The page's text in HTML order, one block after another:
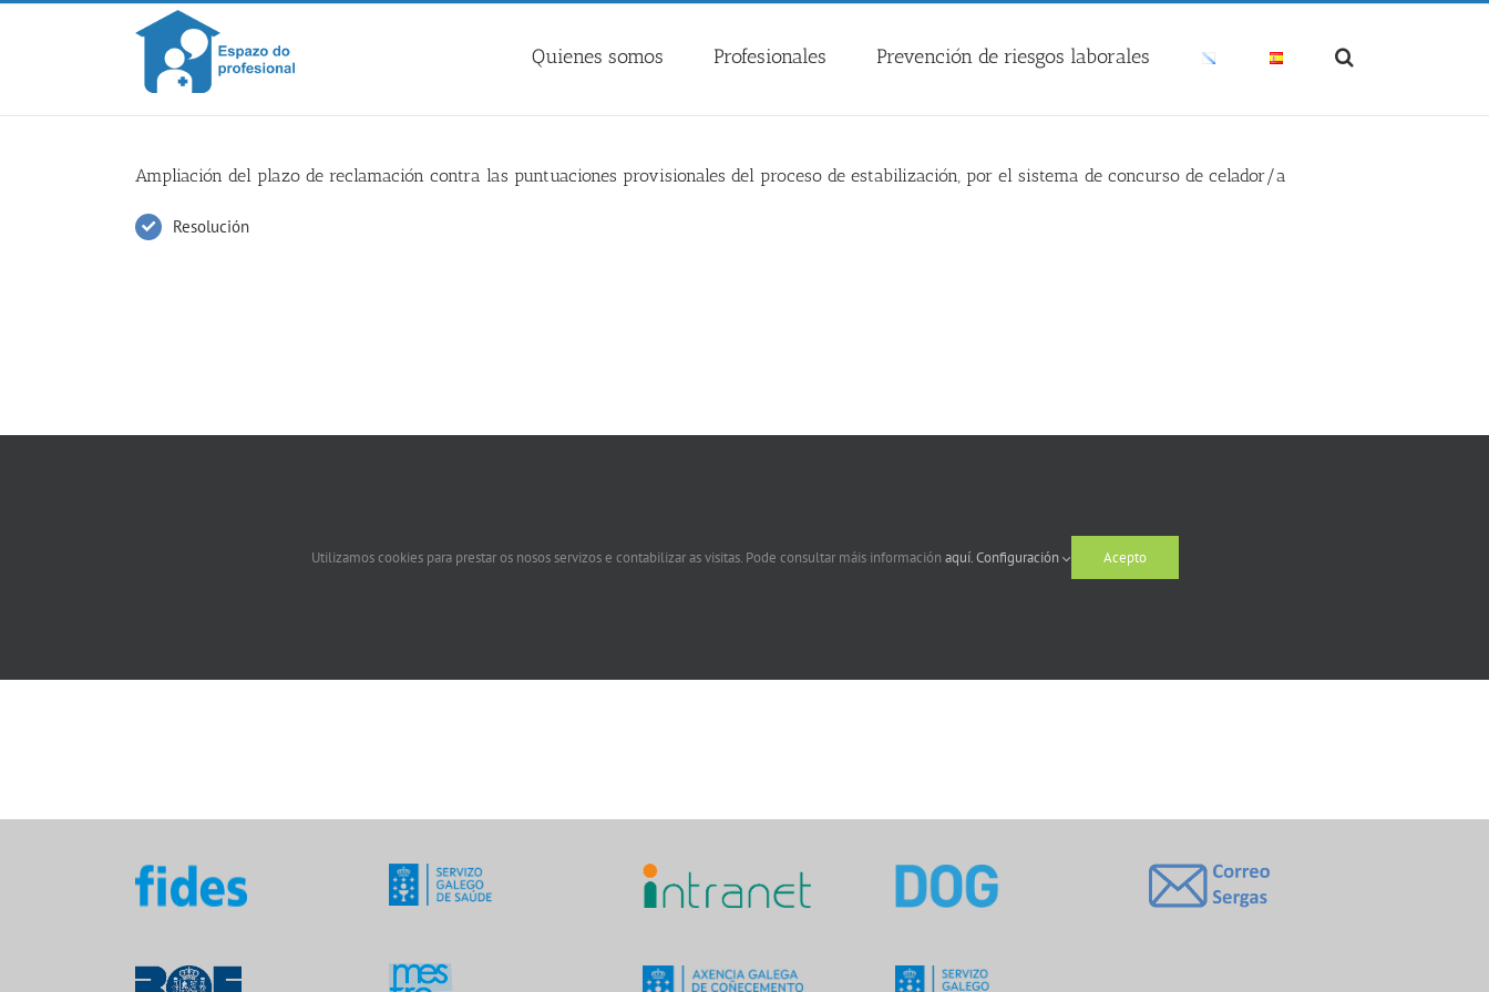
Skip
Quienes somos Profesionales Prevención de riesgos laborales
Ampliación del plazo de reclamación contra las puntuaciones provisionales del proceso de estabilización, por el sistema de concurso de celador/a
Resolución
Utilizamos cookies para prestar os nosos servizos e contabilizar as visitas. Pode consultar máis información aquí.Configuración Acepto